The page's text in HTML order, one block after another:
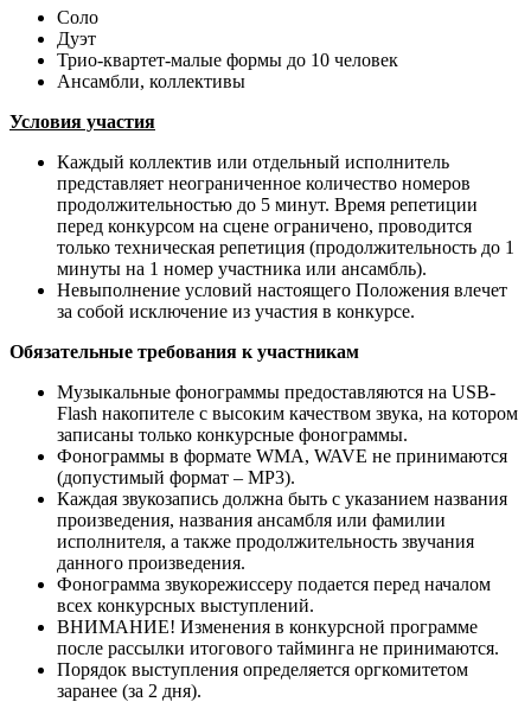
Соло
Дуэт
Трио-квартет-малые формы до 10 человек
Ансамбли, коллективы
Условия участия
Каждый коллектив или отдельный исполнитель
представляет неограниченное количество номеров
продолжительностью до 5 минут. Время репетиции
перед конкурсом на сцене ограничено, проводится
только техническая репетиция (продолжительность до 1
минуты на 1 номер участника или ансамбль).
Невыполнение условий настоящего Положения влечет
за собой исключение из участия в конкурсе.
Обязательные требования к участникам
Музыкальные фонограммы предоставляются на USB-
Flash накопителе с высоким качеством звука, на котором
записаны только конкурсные фонограммы.
Фонограммы в формате WMA, WAVE не принимаются
(допустимый формат – MP3).
Каждая звукозапись должна быть с указанием названия
произведения, названия ансамбля или фамилии
исполнителя, а также продолжительность звучания
данного произведения.
Фонограмма звукорежиссеру подается перед началом
всех конкурсных выступлений.
ВНИМАНИЕ! Изменения в конкурсной программе
после рассылки итогового тайминга не принимаются.
Порядок выступления определяется оргкомитетом
заранее (за 2 дня).